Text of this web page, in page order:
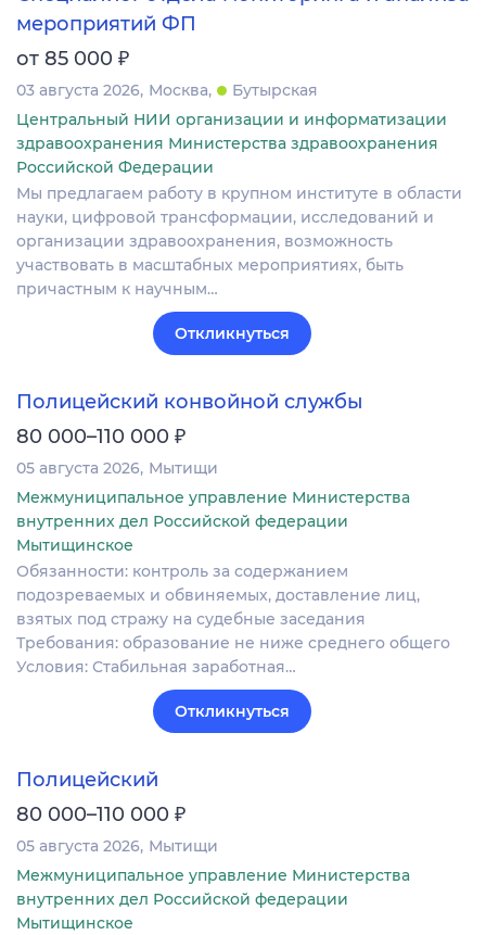
мероприятий ФП
от 85 000 ₽
03 августа 2026 Москва
Бутырская
Центральный НИИ организации и информатизации
здравоохранения Министерства здравоохранения
Российской Федерации
Мы предлагаем работу в крупном институте в области
науки, цифровой трансформации, исследований и
организации здравоохранения, возможность
участвовать в масштабных мероприятиях, быть
причастным к научным…
Откликнуться
Полицейский конвойной службы
80 000–110 000 ₽
05 августа 2026 Мытищи
Межмуниципальное управление Министерства
внутренних дел Российской федерации
Мытищинское
Обязанности: контроль за содержанием
подозреваемых и обвиняемых, доставление лиц,
взятых под стражу на судебные заседания
Требования: образование не ниже среднего общего
Условия: Стабильная заработная…
Откликнуться
Полицейский
80 000–110 000 ₽
05 августа 2026 Мытищи
Межмуниципальное управление Министерства
внутренних дел Российской федерации
Мытищинское